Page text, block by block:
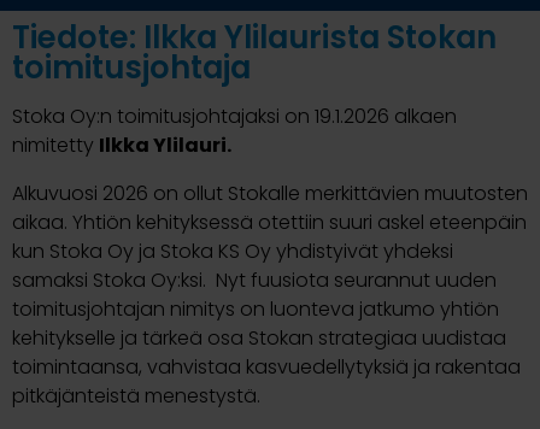
Tiedote: Ilkka Ylilaurista Stokan
toimitusjohtaja
Stoka Oy:n toimitusjohtajaksi on 19.1.2026 alkaen
nimitetty Ilkka Ylilauri.
Alkuvuosi 2026 on ollut Stokalle merkittävien muutosten
aikaa. Yhtiön kehityksessä otettiin suuri askel eteenpäin
kun Stoka Oy ja Stoka KS Oy yhdistyivät yhdeksi
samaksi Stoka Oy:ksi. Nyt fuusiota seurannut uuden
toimitusjohtajan nimitys on luonteva jatkumo yhtiön
kehitykselle ja tärkeä osa Stokan strategiaa uudistaa
toimintaansa, vahvistaa kasvuedellytyksiä ja rakentaa
pitkäjänteistä menestystä.